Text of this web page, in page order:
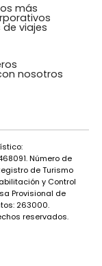
más
viajes
nosotros
Número de
de Turismo
y Control
Provisional de
263000.
reservados.